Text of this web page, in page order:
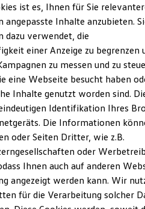
6
und Updates
zu Ihrem ID.
ist es, Ihnen für Sie
angepasste Inhalte anzubieten.
dazu verwendet, die
einer Anzeige zu begrenzen
zu messen und zu
eine Webseite besucht haben
Inhalte genutzt worden sind.
Identifikation Ihres
Die Informationen
oder Seiten Dritter, wie z.B.
oder
Ihnen auch auf anderen
angezeigt werden kann. Wir
für die Verarbeitung solcher